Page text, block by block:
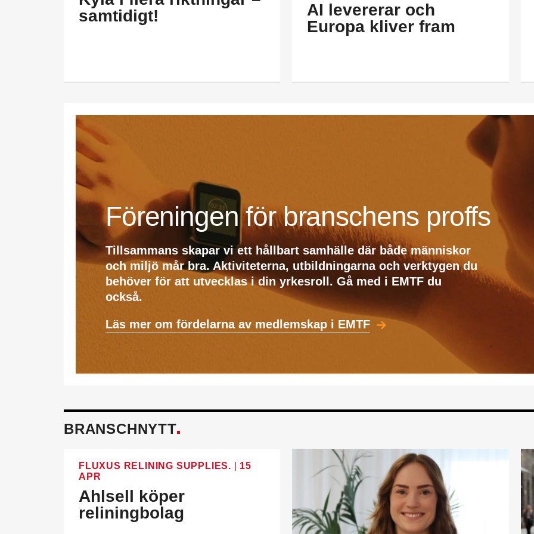
samtidigt!
AI levererar och
Europa kliver fram
Föreningen för branschens proffs
Tillsammans skapar vi ett hållbart samhälle där både människor
och miljö mår bra. Aktiviteterna, utbildningarna och verktygen du
behöver för att utvecklas i din yrkesroll. Gå med i EMTF du
också.
Läs mer om fördelarna av medlemskap i EMTF
BRANSCHNYTT
FLUXUS RELINING SUPPLIES.
15
APR
Ahlsell köper
reliningbolag